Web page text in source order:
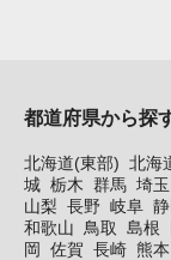
都道府県から探
北海道(東部) 北海
城 栃木 群馬 埼玉
山梨 長野 岐阜
和歌山
鳥取 島根
岡
佐賀 長崎 熊本